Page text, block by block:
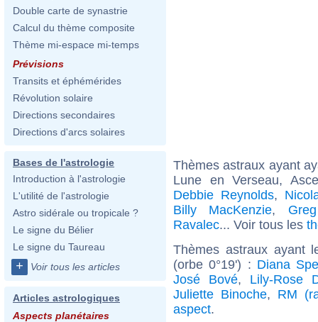
Double carte de synastrie
Calcul du thème composite
Thème mi-espace mi-temps
Prévisions
Transits et éphémérides
Révolution solaire
Directions secondaires
Directions d'arcs solaires
Bases de l'astrologie
Introduction à l'astrologie
L'utilité de l'astrologie
Astro sidérale ou tropicale ?
Le signe du Bélier
Le signe du Taureau
+ Voir tous les articles
Articles astrologiques
Aspects planétaires
Thèmes astraux ayant
Lune en Verseau,
Debbie Reynolds,
Billy MacKenzie,
Ravalec... Voir tous les
Thèmes astraux ayant
(orbe 0°19') : Diana
José Bové, Lily-Rose
Juliette Binoche, RM
aspect.